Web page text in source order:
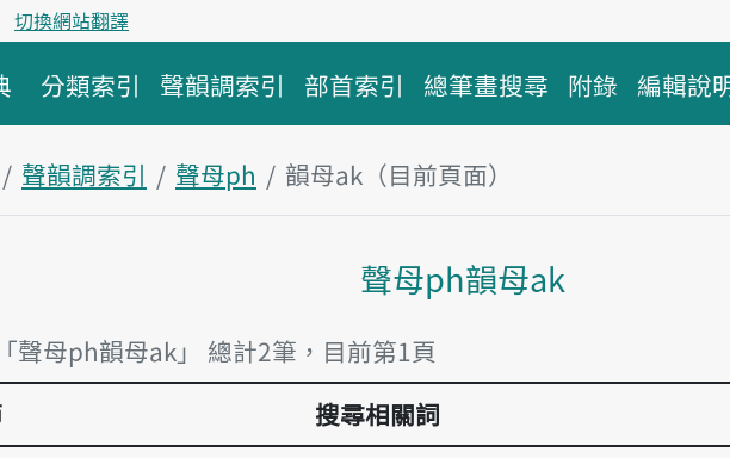
切換網站翻譯
分類索引 聲韻調索引 部首索引 總筆畫搜尋 附錄 編輯說
聲韻調索引 聲母ph
韻母ak（目前頁面）
聲母ph韻母ak
聲母ph韻母ak」 總計2筆，目前第1頁
搜尋相關詞